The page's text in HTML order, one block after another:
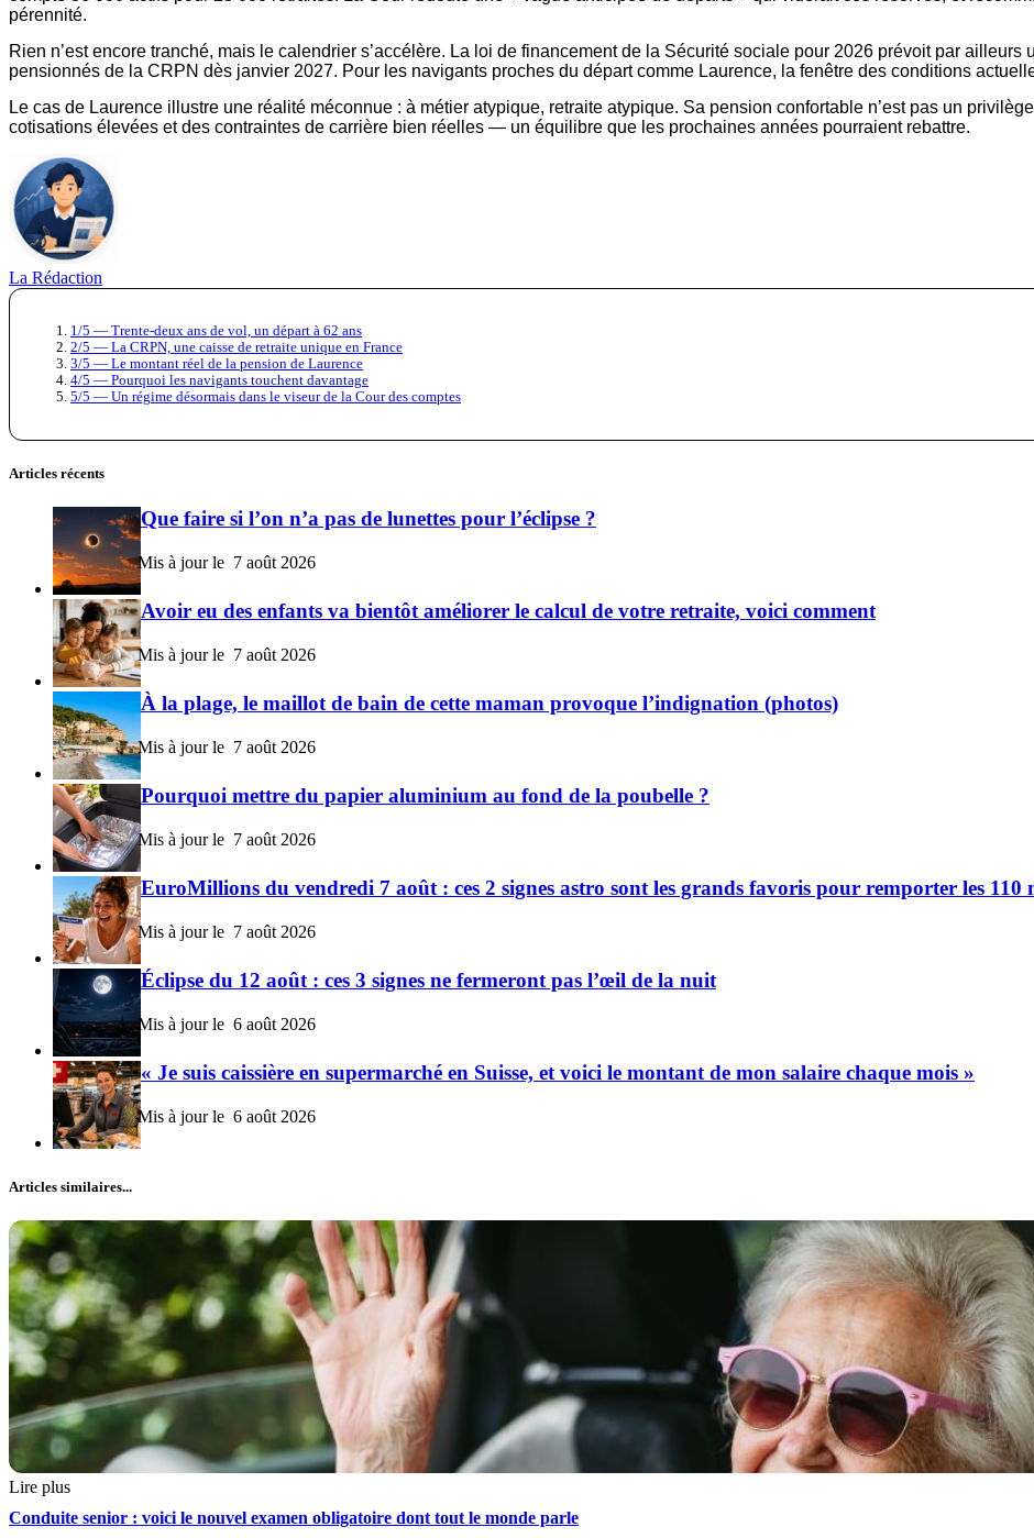
pérennité.
Rien n’est encore tranché, mais le calendrier s’accélère. La loi de financement de la Sécurité sociale pour 2026 prévoit par ailleurs
pensionnés de la CRPN dès janvier 2027. Pour les navigants proches du départ comme Laurence, la fenêtre des conditions
Le cas de Laurence illustre une réalité méconnue : à métier atypique, retraite atypique. Sa pension confortable n’est pas un
cotisations élevées et des contraintes de carrière bien réelles — un équilibre que les prochaines années pourraient rebattre.
La Rédaction
1/5 — Trente-deux ans de vol, un départ à 62 ans
2/5 — La CRPN, une caisse de retraite unique en France
3/5 — Le montant réel de la pension de Laurence
4/5 — Pourquoi les navigants touchent davantage
5/5 — Un régime désormais dans le viseur de la Cour des comptes
Articles récents
Que faire si l’on n’a pas de lunettes pour l’éclipse ?
7 août 2026
Avoir eu des enfants va bientôt améliorer le calcul de votre retraite, voici comment
7 août 2026
À la plage, le maillot de bain de cette maman provoque l’indignation (photos)
7 août 2026
Pourquoi mettre du papier aluminium au fond de la poubelle ?
7 août 2026
EuroMillions du vendredi 7 août : ces 2 signes astro sont les grands favoris pour remporter les 110
7 août 2026
Éclipse du 12 août : ces 3 signes ne fermeront pas l’œil de la nuit
6 août 2026
« Je suis caissière en supermarché en Suisse, et voici le montant de mon salaire chaque mois »
6 août 2026
Articles similaires...
Lire plus
Conduite senior : voici le nouvel examen obligatoire dont tout le monde parle